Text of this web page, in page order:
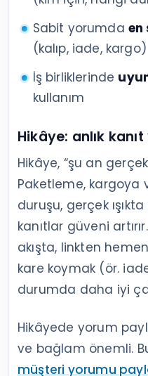
Sabit yorumda en
(kalıp, iade, kargo)
İş birliklerinde
kullanım
Hikâye: anlık kanıt
Hikâye, “şu an
Paketleme, kargoya
duruşu, gerçek
kanıtlar güveni
akışta, linkten
kare koymak (ör.
durumda daha iyi
Hikâyede yorum
ve bağlam önemli.
müşteri yorumu